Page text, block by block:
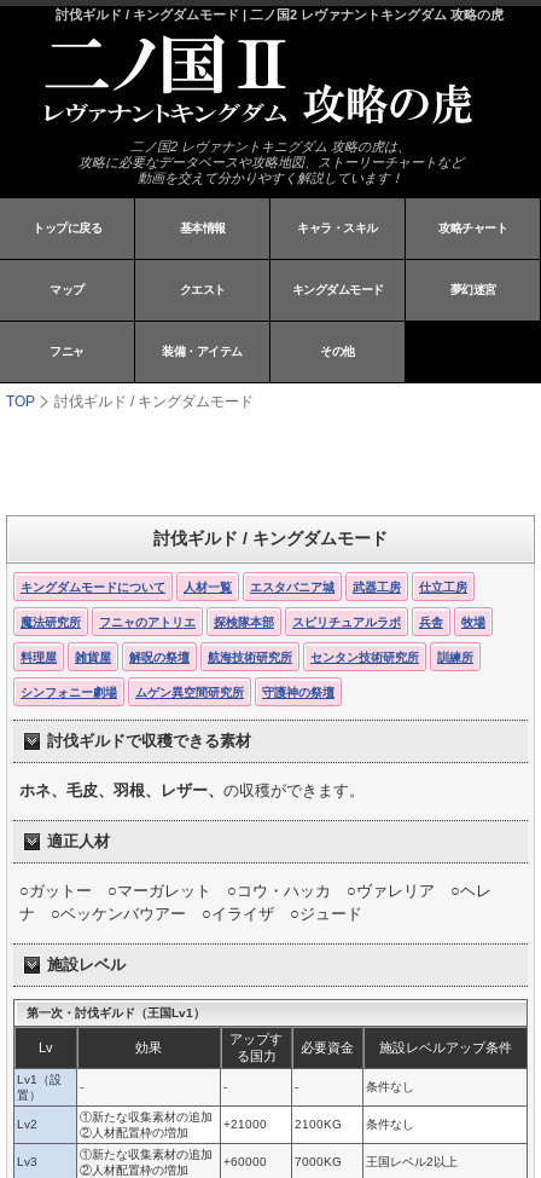
討伐ギルド / キングダムモード | 二ノ国2 レヴァナントキングダム 攻略の虎
二ノ国2 レヴァナントキニグダム 攻略の虎は、
攻略に必要なデータベースや攻略地図、ストーリーチャートなど
動画を交えて分かりやすく解説しています！
トップに戻る 基本情報 キャラ・スキル 攻略チャート
マップ クエスト キングダムモード 夢幻迷宮
フニャ 装備・アイテム その他
TOP 討伐ギルド / キングダムモード
討伐ギルド / キングダムモード
キングダムモードについて 人材一覧 エスタバニア城 武器工房 仕立工房
魔法研究所 フニャのアトリエ 探検隊本部 スピリチュアルラボ 兵舎 牧場
料理屋 雑貨屋 解呪の祭壇 航海技術研究所 センタン技術研究所 訓練所
シンフォニー劇場 ムゲン異空間研究所 守護神の祭壇
討伐ギルドで収穫できる素材
ホネ、毛皮、羽根、レザー、 の収穫ができます。
適正人材
○ガットー ○マーガレット ○コウ・ハッカ ○ヴァレリア ○ヘレ
ナ ○ベッケンバウアー ○イライザ ○ジュード
施設レベル
第一次・討伐ギルド（王国Lv1）
Lv 効果
アップす
る国力
必要資金 施設レベルアップ条件
Lv1（設
置）
- - - 条件なし
Lv2
①新たな収集素材の追加
②人材配置枠の増加
+21000 2100KG 条件なし
Lv3
①新たな収集素材の追加
②人材配置枠の増加
+60000 7000KG 王国レベル2以上